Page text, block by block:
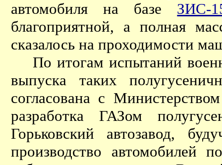
автомобиля на базе ЗИС-
благоприятной, а полная
сказалось на проходимости
По итогам испытаний
выпуска таких
согласована с
разработка ГАЗом
Горьковский автозавод,
производство автомобилей